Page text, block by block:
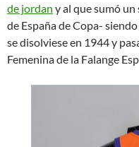
de jordan y al que sumó
de España de Copa-
se disolviese en 1944 y
Femenina de la Falange